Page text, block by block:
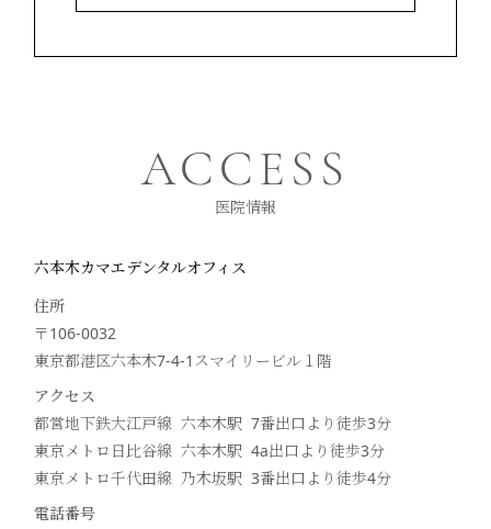
ACCESS
医院情報
六本木カマエデンタルオフィス
住所
〒106-0032
東京都港区六本木7-4-1スマイリービル１階
アクセス
都営地下鉄大江戸線 六本木駅 7番出口より徒歩3分
東京メトロ日比谷線 六本木駅 4a出口より徒歩3分
東京メトロ千代田線 乃木坂駅 3番出口より徒歩4分
電話番号